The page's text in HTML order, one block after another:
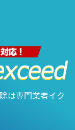
は専門業者イク